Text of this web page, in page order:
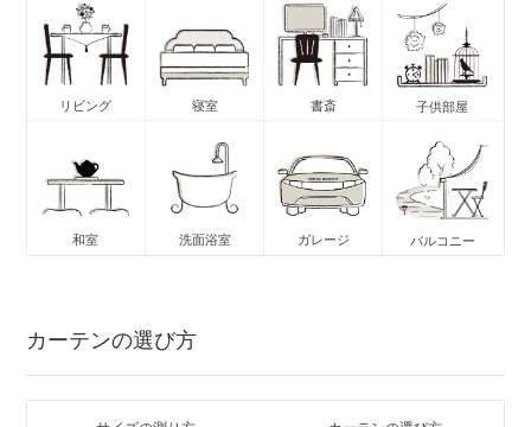
リビング 寝室 書斎 子供部屋
和室 洗面浴室 ガレージ バルコニー
カーテンの選び方